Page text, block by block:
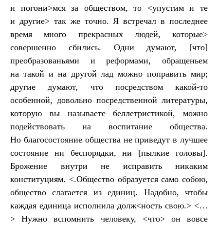
и погони>мся за обществом, то <упустим и те
и другие> так же точно. Я встречал в последнее
время много прекрасных людей, которые>
совершенно сбились. Одни думают, [что]
преобразованьями и реформами, обращеньем
на такой и на другой лад можно поправить мир;
другие думают, что посредством какой-то
особенной, довольно посредственной литературы,
которую вы называете беллетристикой, можно
подействовать на воспитание общества.
Но благосостояние общества не приведут в лучшее
состояние ни беспорядки, ни [пылкие головы].
Брожение внутри не исправить никаким
конституциям. <.Общество образуется само собою,
общество слагается из единиц. Надобно, чтобы
каждая единица исполнила долж<ность свою.> <…
> Нужно вспомнить человеку, <что> он вовсе